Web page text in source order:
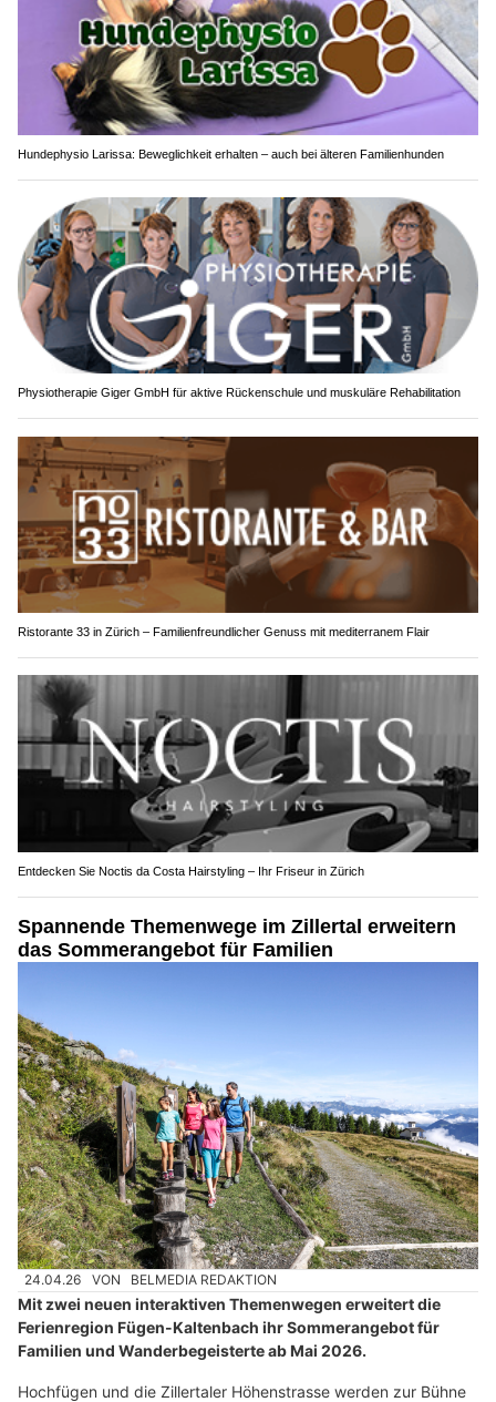
Hundephysio Larissa: Beweglichkeit erhalten – auch bei älteren Familienhunden
Physiotherapie Giger GmbH für aktive Rückenschule und muskuläre Rehabilitation
Ristorante 33 in Zürich – Familienfreundlicher Genuss mit mediterranem Flair
Entdecken Sie Noctis da Costa Hairstyling – Ihr Friseur in Zürich
Spannende Themenwege im Zillertal erweitern
das Sommerangebot für Familien
24.04.26 VON BELMEDIA REDAKTION
Mit zwei neuen interaktiven Themenwegen erweitert die
Ferienregion Fügen-Kaltenbach ihr Sommerangebot für
Familien und Wanderbegeisterte ab Mai 2026.
Hochfügen und die Zillertaler Höhenstrasse werden zur Bühne